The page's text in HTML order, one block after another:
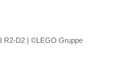
R2-D2 | ©LEGO Gruppe